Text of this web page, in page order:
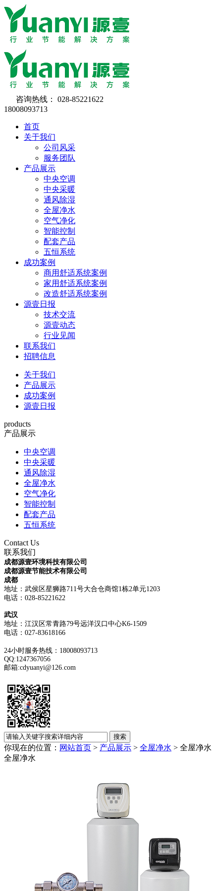
咨询热线： 028-85221622
18008093713
首页
关于我们
公司风采
服务团队
产品展示
中央空调
中央采暖
通风除湿
全屋净水
空气净化
智能控制
配套产品
五恒系统
成功案例
商用舒适系统案例
家用舒适系统案例
改造舒适系统案例
源壹日报
技术交流
源壹动态
行业见闻
联系我们
招聘信息
关于我们
产品展示
成功案例
源壹日报
products
产品展示
中央空调
中央采暖
通风除湿
全屋净水
空气净化
智能控制
配套产品
五恒系统
Contact Us
联系我们
成都源壹环境科技有限公司
成都源壹节能技术有限公司
成都
地址：武侯区星狮路711号大合仓商馆1栋2单元1203
电话：028-85221622
武汉
地址：江汉区常青路79号远洋汉口中心K6-1509
电话： 027-83618166
24小时服务热线：18008093713
QQ:1247367056
邮箱:cdyuanyi@126.com
你现在的位置： 网站首页 > 产品展示 > 全屋净水 > 全屋净水
全屋净水